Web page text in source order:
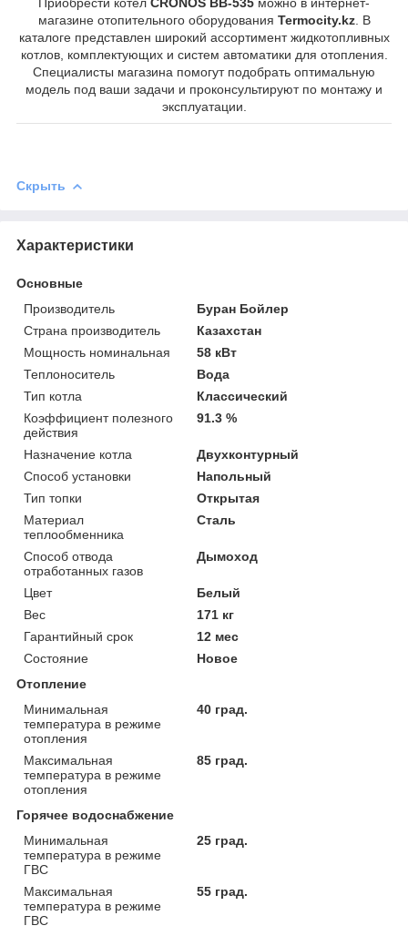
магазине отопительного оборудования Termocity.kz. В
каталоге представлен широкий ассортимент жидкотопливных
котлов, комплектующих и систем автоматики для отопления.
Специалисты магазина помогут подобрать оптимальную
модель под ваши задачи и проконсультируют по монтажу и
эксплуатации.
Скрыть
Характеристики
Основные
Производитель
Буран Бойлер
Страна производитель
Казахстан
Мощность номинальная
58 кВт
Теплоноситель
Вода
Тип котла
Классический
Коэффициент полезного
действия
91.3 %
Назначение котла
Двухконтурный
Способ установки
Напольный
Тип топки
Открытая
Материал
теплообменника
Сталь
Способ отвода
отработанных газов
Дымоход
Цвет
Белый
Вес
171 кг
Гарантийный срок
12 мес
Состояние
Новое
Отопление
Минимальная
температура в режиме
отопления
40 град.
Максимальная
температура в режиме
отопления
85 град.
Горячее водоснабжение
Минимальная
температура в режиме
ГВС
25 град.
Максимальная
температура в режиме
ГВС
55 град.